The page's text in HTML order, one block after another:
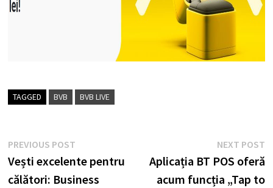
TAGGED BVB BVB LIVE
Post
navigation
PREVIOUS POSTPrevious
post:
Vești excelente pentru
călători: Business
NEXT POST
Aplicația BT POS oferă
acum funcția „Tap to